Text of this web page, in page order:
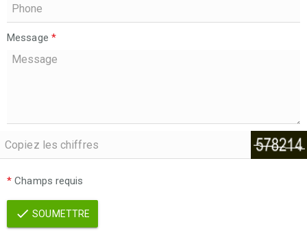
Message *
* Champs requis
SOUMETTRE